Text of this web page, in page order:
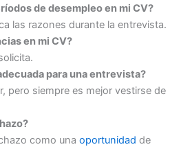
de desempleo en mi CV?
las razones durante la entrevista.
en mi CV?
para una entrevista?
pero siempre es mejor vestirse de
como una oportunidad de